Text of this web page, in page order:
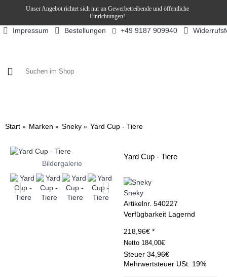
Unser Angebot richtet sich nur an Gewerbetreibende und öffentliche
Einrichtungen!
Impressum Bestellungen +49 9187 909940
Start Marken Sneky Yard Cup - Tiere
Bildergalerie
Yard Cup - Tiere
Sneky
Artikelnr. 540227
Verfügbarkeit Lagernd
218,96€ *
Netto 184,00€
Steuer 34,96€
Mehrwertsteuer USt. 19%